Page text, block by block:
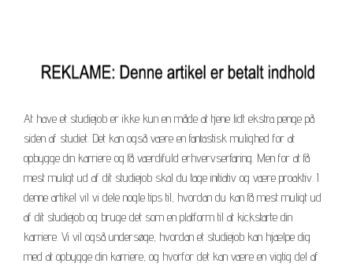
At have et studiejob er ikke kun en måde at tjene lidt ekstra penge på
siden af studiet. Det kan også være en fantastisk mulighed for at
opbygge din karriere og få værdifuld erhvervserfaring. Men for at få
mest muligt ud af dit studiejob skal du tage initiativ og være proaktiv. I
denne artikel vil vi dele nogle tips til, hvordan du kan få mest muligt ud
af dit studiejob og bruge det som en platform til at kickstarte din
karriere. Vi vil også undersøge, hvordan et studiejob kan hjælpe dig
med at opbygge din karriere, og hvorfor det kan være en vigtig del af